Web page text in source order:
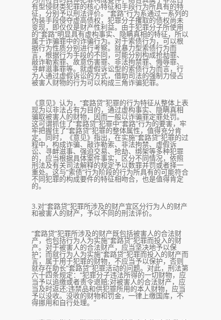
有型侵财类犯罪的核心特征和手段行为所具有的特
征，分别予以刑法评价。“套路”行为系通过一系列的
伪装手段侵夺虚高债权，犯罪分子攫取的债权尚未
变现，即仅仅是财产性利益。由于犯罪分子所使用
的“套路”明显具有虚构事实、隐瞒真相的特征，所以
属于诈骗罪中的诈骗行为。对于索债行为，可以根
据行为性质分别进行考察。就暴力型索债行为而
言，根据行为手段的不同，可能分别构成抢劫罪、
敲诈勒索罪、故意伤害罪、非法拘禁罪、侮辱罪、
寻衅滋事罪等。就虚假诉讼型的索债行为而言，行
为人通过虚假诉讼的方式，借助司法的强制力侵占
被害人财物的行为可以构成三角诈骗犯罪。
《意见》认为，“套路贷”犯罪的行为特征从整体上表
现为以非法占有为目的，通过虚构事实、隐瞒真相
骗取被害人的财物，因而一般以诈骗罪定罪处罚。
这可谓抓住了“套路贷”犯罪中“套路”行为的要害，牢
牢把握住了“套路贷”犯罪的整体属性，值得充分肯
定。同时，《意见》指出，在实施“套路贷”犯罪的过
程中，构成诈骗、敲诈勒索、非法拘禁、虚假诉
讼、寻衅滋事、强迫交易、抢劫、绑架等多种犯罪
的，应当根据具体案件事实，区分不同情况，依照
刑法及有关司法解释的规定予以数罪并罚或者择一
重处。这与“索债”行为阶段的行为所具有的可能符合
不同犯罪的构成要件的特征相吻合，也是值得肯定
的。
3.对“套路贷”犯罪所涉及的财产宜区分行为人的财产
和被害人的财产，予以不同的刑法评价。
“套路贷”犯罪所涉及的财产既包括被害人的合法财
产，也包括行为人为实施“套路贷”犯罪而投入的财
产。对于被害人的合法财产，应当坚决地予以保
护；而就行为人为实施“套路贷”犯罪而投入的财产而
言，属于用于犯罪的财物，不应当予以保护，否则
就存在助长“套路贷”犯罪活动的问题。对此，刑法第
六十四条规定：“犯罪分子违法所得的一切财物，应
当予以追缴或者责令退赔;对被害人的合法财产，应
当及时返还;违禁品和供犯罪所用的本人财物，应当
予以没收。没收的财物和罚金，一律上缴国库，不
得挪用和自行处理。”